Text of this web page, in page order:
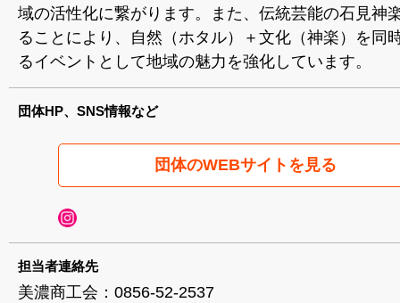
域の活性化に繋がります。また、伝統芸能の石見神
ることにより、自然（ホタル）＋文化（神楽）を同
るイベントとして地域の魅力を強化しています。
団体HP、SNS情報など
団体のWEBサイトを見る
担当者連絡先
美濃商工会：0856-52-2537